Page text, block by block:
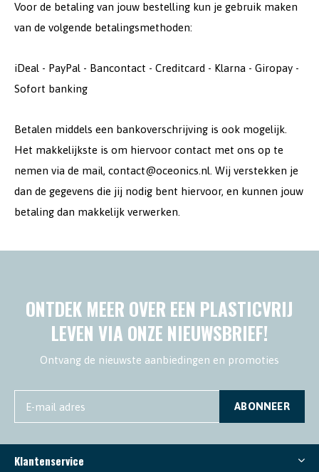
Voor de betaling van jouw bestelling kun je gebruik maken
van de volgende betalingsmethoden:
iDeal - PayPal - Bancontact - Creditcard - Klarna - Giropay -
Sofort banking
Betalen middels een bankoverschrijving is ook mogelijk.
Het makkelijkste is om hiervoor contact met ons op te
nemen via de mail, contact@oceonics.nl . Wij verstekken je
dan de gegevens die jij nodig bent hiervoor, en kunnen jouw
betaling dan makkelijk verwerken.
ONTDEK MEER OVER EEN PLASTICVRIJ
LEVEN VIA ONZE NIEUWSBRIEF!
Ontvang de nieuwste aanbiedingen en promoties
ABONNEER
Klantenservice